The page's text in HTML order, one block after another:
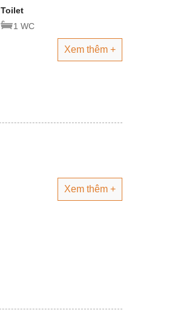
Toilet
1 WC
Xem thêm +
Xem thêm +